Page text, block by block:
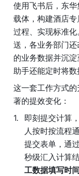
使用飞书后，东
载体，构建酒店
过程、实现标准
送，各业务部门
的业务数据并沉
助手还能定时将数
这一套工作方式
著的提效变化：
即刻提交计算
人按时按流程
提交表单，通
秒级汇入计算
工数据填写时